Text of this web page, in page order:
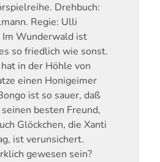
Drehbuch:
Regie: Ulli
Im Wunderwald ist
so friedlich wie sonst.
in der Höhle von
einen Honigeimer
ist so sauer, daß
besten Freund,
Glöckchen, die Xanti
ist verunsichert.
gewesen sein?